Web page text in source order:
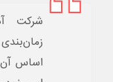
شرکت
اساس